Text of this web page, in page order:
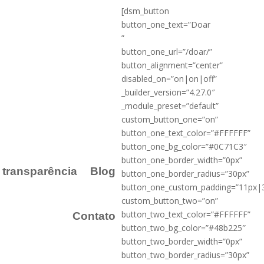
transparência Blog
Contato
[dsm_button
button_one_text=”Doar
”
button_one_url=”/doar/”
button_alignment=”center”
disabled_on=”on|on|off”
_builder_version=”4.27.0″
_module_preset=”default”
custom_button_one=”on”
button_one_text_color=”#FFFFFF”
button_one_bg_color=”#0C71C3″
button_one_border_width=”0px”
button_one_border_radius=”30px”
custom_button_two=”on”
button_two_text_color=”#FFFFFF”
button_two_bg_color=”#48b225″
button_two_border_width=”0px”
button_two_border_radius=”30px”